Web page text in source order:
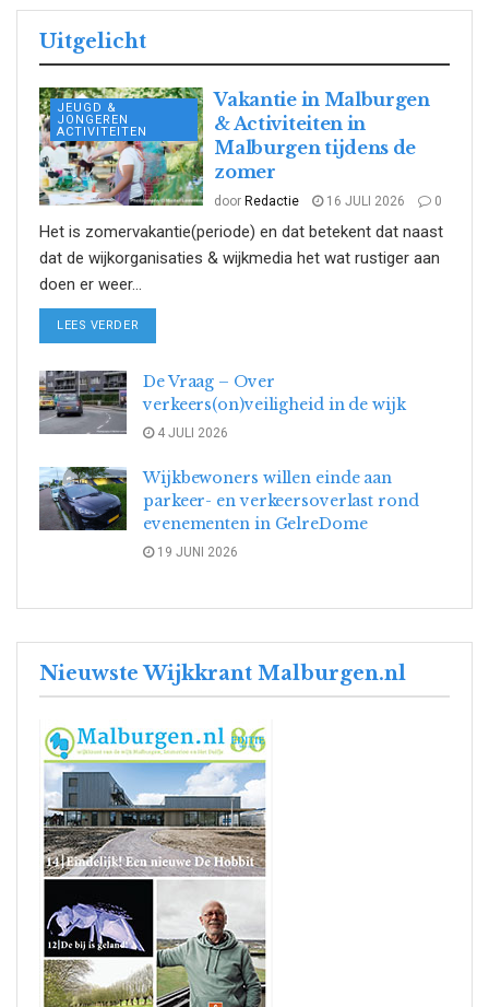
Uitgelicht
JEUGD &
JONGEREN
ACTIVITEITEN
Vakantie in Malburgen
& Activiteiten in
Malburgen tijdens de
zomer
door Redactie 16 JULI 2026 0
Het is zomervakantie(periode) en dat betekent dat naast
dat de wijkorganisaties & wijkmedia het wat rustiger aan
doen er weer...
LEES VERDER
De Vraag – Over
verkeers(on)veiligheid in de wijk
4 JULI 2026
Wijkbewoners willen einde aan
parkeer- en verkeersoverlast rond
evenementen in GelreDome
19 JUNI 2026
Nieuwste Wijkkrant Malburgen.nl